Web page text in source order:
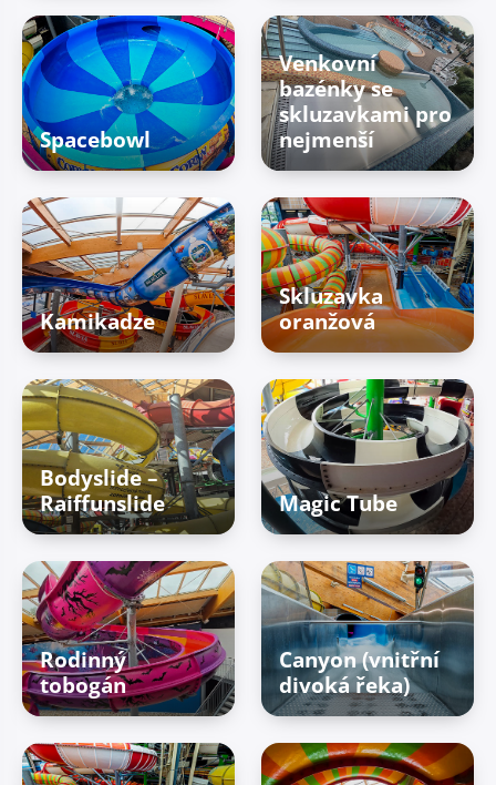
Spacebowl
Venkovní
bazénky se
skluzavkami pro
nejmenší
Kamikadze
Skluzavka
oranžová
Bodyslide –
Raiffunslide
Magic Tube
Rodinný
tobogán
Canyon (vnitřní
divoká řeka)